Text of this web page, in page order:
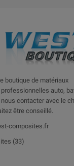
boutique de matériaux
auto,
contacter avec le
être conseillé.
composites.fr
(33)